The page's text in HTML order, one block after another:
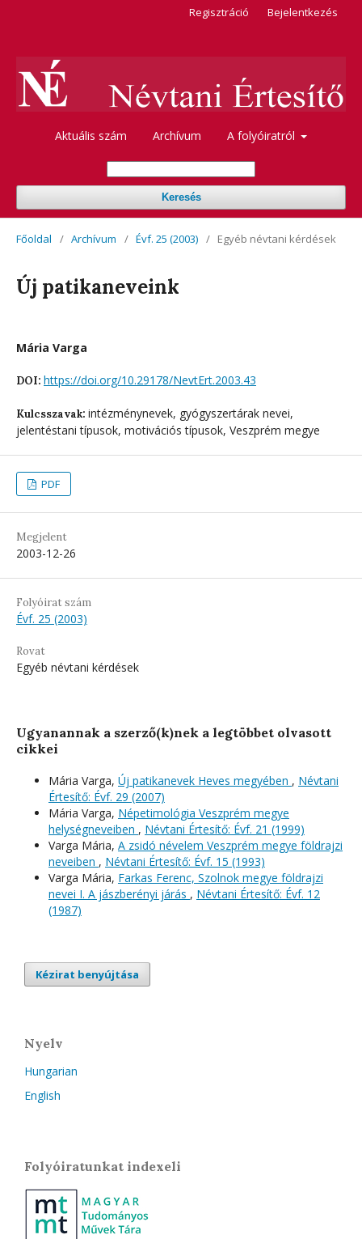
Aktuális szám Archívum A folyóiratról
Keresés
Regisztráció Bejelentkezés
Főoldal / Archívum / Évf. 25 (2003) / Egyéb névtani kérdések
Új patikaneveink
Mária Varga
DOI: https://doi.org/10.29178/NevtErt.2003.43
Kulcsszavak: intézménynevek, gyógyszertárak nevei,
jelentéstani típusok, motivációs típusok, Veszprém megye
PDF
Megjelent
2003-12-26
Folyóirat szám
Évf. 25 (2003)
Rovat
Egyéb névtani kérdések
Ugyanannak a szerző(k)nek a legtöbbet olvasott
cikkei
Mária Varga, Új patikanevek Heves megyében , Névtani
Értesítő: Évf. 29 (2007)
Mária Varga, Népetimológia Veszprém megye
helységneveiben , Névtani Értesítő: Évf. 21 (1999)
Varga Mária, A zsidó névelem Veszprém megye földrajzi
neveiben , Névtani Értesítő: Évf. 15 (1993)
Varga Mária, Farkas Ferenc, Szolnok megye földrajzi
nevei I. A jászberényi járás , Névtani Értesítő: Évf. 12
(1987)
Kézirat benyújtása
Nyelv
Hungarian
English
Folyóiratunkat indexeli